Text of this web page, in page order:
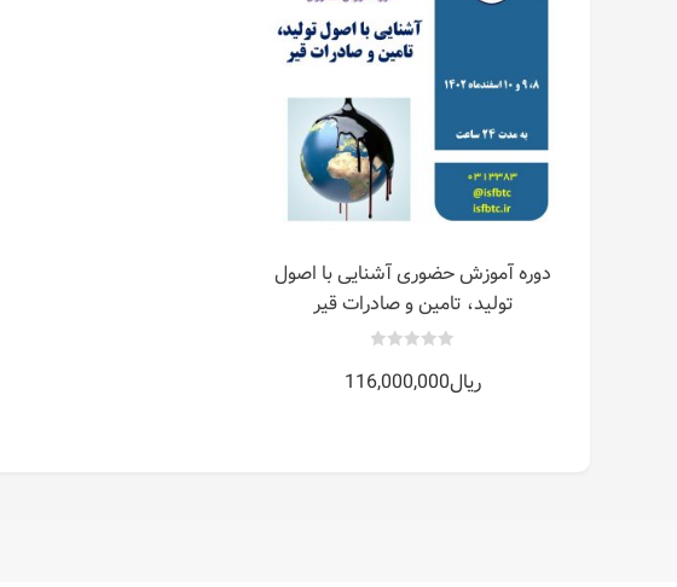
دوره آموزش حضوری آشنایی با اصول
تولید، تامین و صادرات قیر
out
ofریال116,000,000